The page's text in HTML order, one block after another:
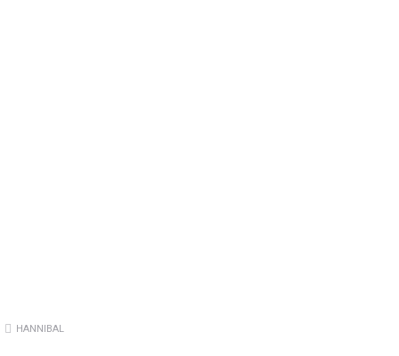
Estás aquí:
HANNIBAL